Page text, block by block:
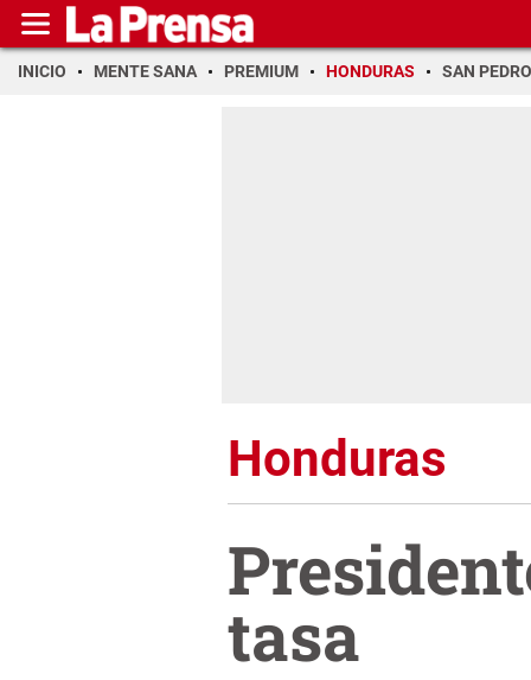
INICIO MENTE SANA PREMIUM HONDURAS SAN PEDRO
Honduras
tasa